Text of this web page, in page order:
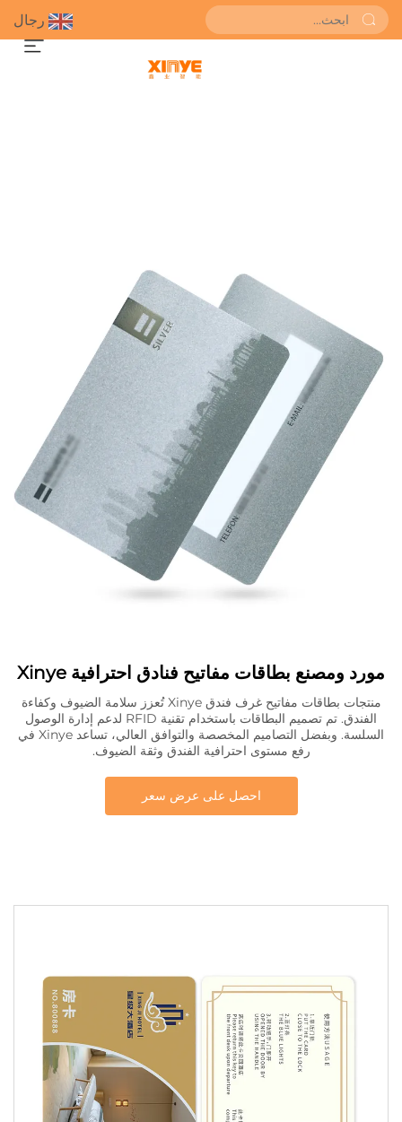
رجال
مورد ومصنع بطاقات مفاتيح فنادق احترافية Xinye
منتجات بطاقات مفاتيح غرف فندق Xinye تُعزز سلامة الضيوف وكفاءة
الفندق. تم تصميم البطاقات باستخدام تقنية RFID لدعم إدارة الوصول
السلسة. وبفضل التصاميم المخصصة والتوافق العالي، تساعد Xinye في
رفع مستوى احترافية الفندق وثقة الضيوف.
احصل على عرض سعر